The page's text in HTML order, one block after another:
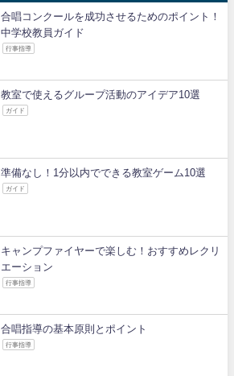
合唱コンクールを成功させるためのポイント！
中学校教員ガイド
行事指導
教室で使えるグループ活動のアイデア10選
ガイド
準備なし！1分以内でできる教室ゲーム10選
ガイド
キャンプファイヤーで楽しむ！おすすめレクリ
エーション
行事指導
合唱指導の基本原則とポイント
行事指導